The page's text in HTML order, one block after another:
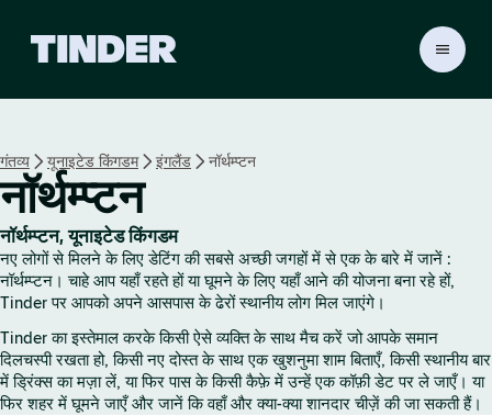
r
गंतव्य यूनाइटेड किंगडम इंगलैंड नॉर्थम्प्टन
नॉर्थम्प्टन
नॉर्थम्प्टन, यूनाइटेड किंगडम
नए लोगों से मिलने के लिए डेटिंग की सबसे अच्छी जगहों में से एक के बारे में जानें :
नॉर्थम्प्टन। चाहे आप यहाँ रहते हों या घूमने के लिए यहाँ आने की योजना बना रहे हों,
Tinder पर आपको अपने आसपास के ढेरों स्थानीय लोग मिल जाएंगे।
Tinder का इस्तेमाल करके किसी ऐसे व्यक्ति के साथ मैच करें जो आपके समान
दिलचस्पी रखता हो, किसी नए दोस्त के साथ एक खुशनुमा शाम बिताएँ, किसी स्थानीय बार
में ड्रिंक्स का मज़ा लें, या फिर पास के किसी कैफ़े में उन्हें एक कॉफ़ी डेट पर ले जाएँ। या
फिर शहर में घूमने जाएँ और जानें कि वहाँ और क्या-क्या शानदार चीज़ें की जा सकती हैं।